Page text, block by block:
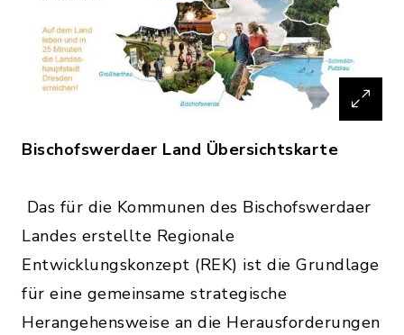
Bischofswerdaer Land Übersichtskarte
Das für die Kommunen des Bischofswerdaer
Landes erstellte Regionale
Entwicklungskonzept (REK) ist die Grundlage
für eine gemeinsame strategische
Herangehensweise an die Herausforderungen